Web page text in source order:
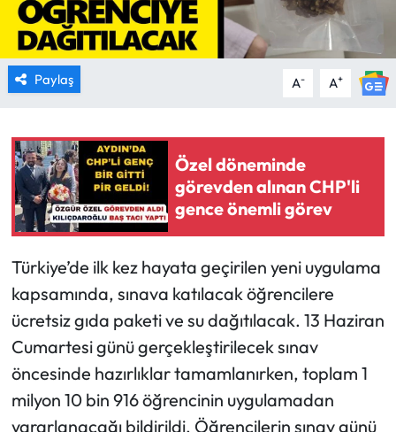
Paylaş A- A+
Özel döneminde
görevden alınan CHP'li
gence önemli görev
Türkiye’de ilk kez hayata geçirilen yeni uygulama
kapsamında, sınava katılacak öğrencilere
ücretsiz gıda paketi ve su dağıtılacak. 13 Haziran
Cumartesi günü gerçekleştirilecek sınav
öncesinde hazırlıklar tamamlanırken, toplam 1
milyon 10 bin 916 öğrencinin uygulamadan
yararlanacağı bildirildi. Öğrencilerin sınav günü
YAŞAM
RESMİ İLANLAR